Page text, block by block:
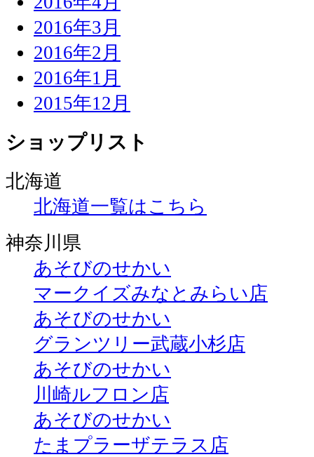
2016年3月
2016年2月
2016年1月
2015年12月
ショップリスト
北海道
北海道一覧はこちら
神奈川県
あそびのせかい
マークイズみなとみらい店
あそびのせかい
グランツリー武蔵小杉店
あそびのせかい
川崎ルフロン店
あそびのせかい
たまプラーザテラス店